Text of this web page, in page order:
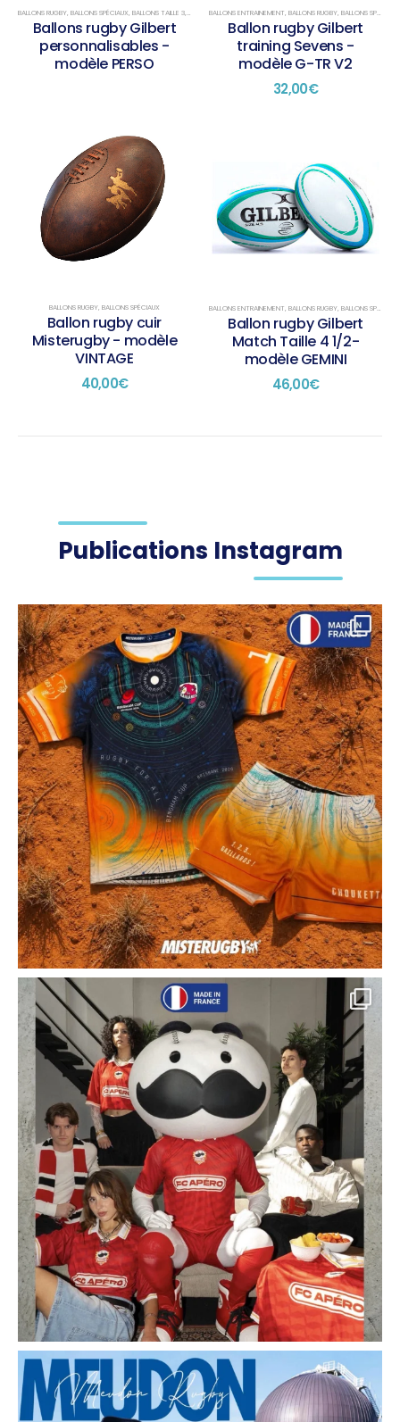
BALLONS RUGBY, BALLONS SPÉCIAUX, BALLONS TAILLE 3, BALLONS TAILLE 4,BALLONS TAILLE 5
Ballons rugby Gilbert
personnalisables -
modèle PERSO
BALLONS ENTRAINEMENT, BALLONS RUGBY, BALLONS SPÉCIAUX
Ballon rugby Gilbert
training Sevens -
modèle G-TR V2
32,00€
BALLONS RUGBY, BALLONS SPÉCIAUX
Ballon rugby cuir
Misterugby - modèle
VINTAGE
40,00€
BALLONS ENTRAINEMENT, BALLONS RUGBY, BALLONS SPÉCIAUX
Ballon rugby Gilbert
Match Taille 4 1/2-
modèle GEMINI
46,00€
Publications Instagram